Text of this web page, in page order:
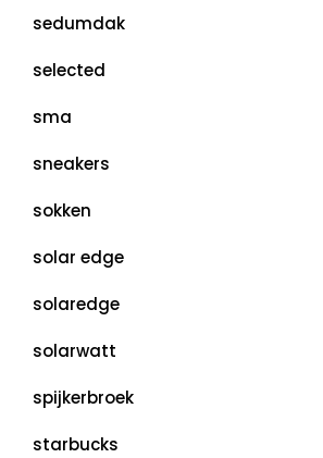
sedumdak
selected
sma
sneakers
sokken
solar edge
solaredge
solarwatt
spijkerbroek
starbucks